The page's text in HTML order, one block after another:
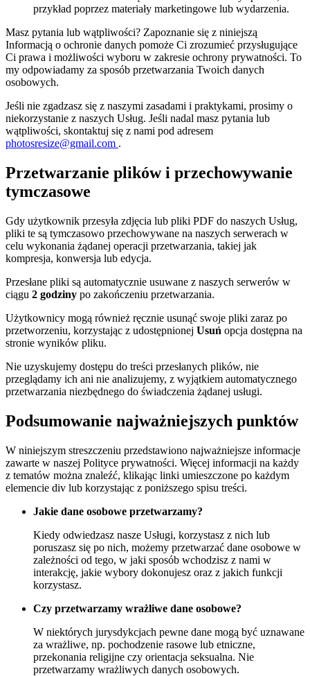
przykład poprzez materiały marketingowe lub wydarzenia.
Masz pytania lub wątpliwości? Zapoznanie się z niniejszą
Informacją o ochronie danych pomoże Ci zrozumieć przysługujące
Ci prawa i możliwości wyboru w zakresie ochrony prywatności. To
my odpowiadamy za sposób przetwarzania Twoich danych
osobowych.
Jeśli nie zgadzasz się z naszymi zasadami i praktykami, prosimy o
niekorzystanie z naszych Usług. Jeśli nadal masz pytania lub
wątpliwości, skontaktuj się z nami pod adresem
photosresize@gmail.com .
Przetwarzanie plików i przechowywanie
tymczasowe
Gdy użytkownik przesyła zdjęcia lub pliki PDF do naszych Usług,
pliki te są tymczasowo przechowywane na naszych serwerach w
celu wykonania żądanej operacji przetwarzania, takiej jak
kompresja, konwersja lub edycja.
Przesłane pliki są automatycznie usuwane z naszych serwerów w
ciągu 2 godziny po zakończeniu przetwarzania.
Użytkownicy mogą również ręcznie usunąć swoje pliki zaraz po
przetworzeniu, korzystając z udostępnionej Usuń opcja dostępna na
stronie wyników pliku.
Nie uzyskujemy dostępu do treści przesłanych plików, nie
przeglądamy ich ani nie analizujemy, z wyjątkiem automatycznego
przetwarzania niezbędnego do świadczenia żądanej usługi.
Podsumowanie najważniejszych punktów
W niniejszym streszczeniu przedstawiono najważniejsze informacje
zawarte w naszej Polityce prywatności. Więcej informacji na każdy
z tematów można znaleźć, klikając linki umieszczone po każdym
elemencie div lub korzystając z poniższego spisu treści.
Jakie dane osobowe przetwarzamy?
Kiedy odwiedzasz nasze Usługi, korzystasz z nich lub
poruszasz się po nich, możemy przetwarzać dane osobowe w
zależności od tego, w jaki sposób wchodzisz z nami w
interakcję, jakie wybory dokonujesz oraz z jakich funkcji
korzystasz.
Czy przetwarzamy wrażliwe dane osobowe?
W niektórych jurysdykcjach pewne dane mogą być uznawane
za wrażliwe, np. pochodzenie rasowe lub etniczne,
przekonania religijne czy orientacja seksualna. Nie
przetwarzamy wrażliwych danych osobowych.